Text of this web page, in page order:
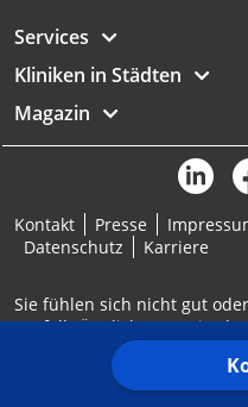
Services
Kliniken in Städten
Magazin
Kontakt Presse
Datenschutz
Karriere
Sie fühlen sich nicht gut
Notfall? Ärztlicher